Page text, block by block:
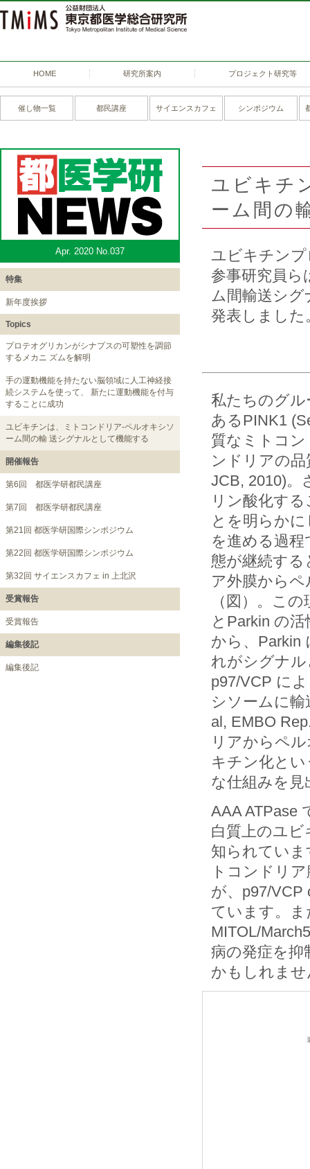
HOME 研究所案内 プロジェクト研究等
催し物一覧 都民講座 サイエンスカフェ シンポジウム
Apr. 2020 No.037
特集
新年度挨拶
Topics
プロテオグリカンがシナプスの可塑性を調節
するメカニ ズムを解明
手の運動機能を持たない脳領域に人工神経接
続システムを使って、 新たに運動機能を付与
することに成功
ユビキチンは、ミトコンドリア-ペルオキシソ
ーム間の輸 送シグナルとして機能する
開催報告
第6回 都医学研都民講座
第7回 都医学研都民講座
第21回 都医学研国際シンポジウム
第22回 都医学研国際シンポジウム
第32回 サイエンスカフェ in 上北沢
受賞報告
受賞報告
編集後記
編集後記
ユビキチ
ーム間の
ユビキチンプ
参事研究員
ム間輸送シ
発表しました
私たちのグル
あるPINK1
質なミトコ
ンドリアの
JCB, 2010)。
リン酸化す
とを明らか
を進める過
態が継続する
ア外膜から
（図）。こ
とParkin の
から、Parkin
れがシグナ
p97/VCP に
シソームに
al, EMBO
リアからペ
キチン化と
な仕組みを
AAA ATPase
白質上のユ
知られてい
トコンドリ
が、p97/VCP
ています。
MITOL/
病の発症を抑
かもしれませ